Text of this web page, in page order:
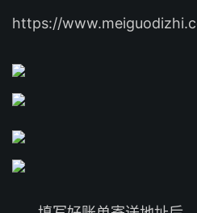
https://